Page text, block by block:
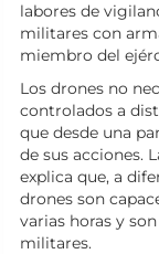
labores de
militares con
miembro del
Los drones no
controlados a
que desde una
de sus acciones.
explica que, a
drones son
varias horas y
militares.